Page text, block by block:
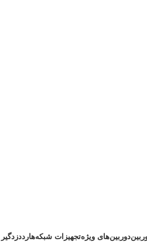
دوربین‌های ویژهتجهیزات شبکههارد